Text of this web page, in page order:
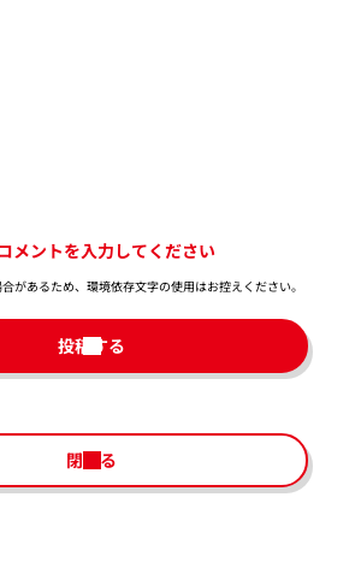
メントを入力してください
があるため、環境依存文字の使用はお控えください。​
投稿する
閉じる